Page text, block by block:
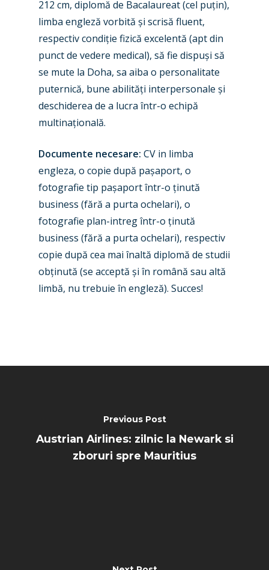
212 cm, diplomă de Bacalaureat (cel puțin),
limba engleză vorbită și scrisă fluent,
respectiv condiție fizică excelentă (apt din
punct de vedere medical), să fie dispuși să
se mute la Doha, sa aiba o personalitate
puternică, bune abilități interpersonale și
deschiderea de a lucra într-o echipă
multinațională.
Documente necesare: CV in limba
engleza, o copie după pașaport, o
fotografie tip pașaport într-o ținută
business (fără a purta ochelari), o
fotografie plan-intreg într-o ținută
business (fără a purta ochelari), respectiv
copie după cea mai înaltă diplomă de studii
obținută (se acceptă și în română sau altă
limbă, nu trebuie în engleză). Succes!
Previous Post
Austrian Airlines: zilnic la Newark si
zboruri spre Mauritius
New Routes
Industry
Airshows
Dubai 2025
Farnborough 2024
Paris 2023
Farnborough 2022
Dubai 2019
Paris 2019
Business Jets
Trip Reports
Marketplace
Jobs
Contact